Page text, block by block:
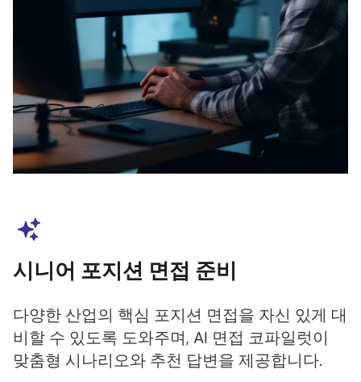
시니어 포지션 면접 준비
다양한 산업의 핵심 포지션 면접을 자신 있게 대
비할 수 있도록 도와주며, AI 면접 코파일럿이
맞춤형 시나리오와 추천 답변을 제공합니다.